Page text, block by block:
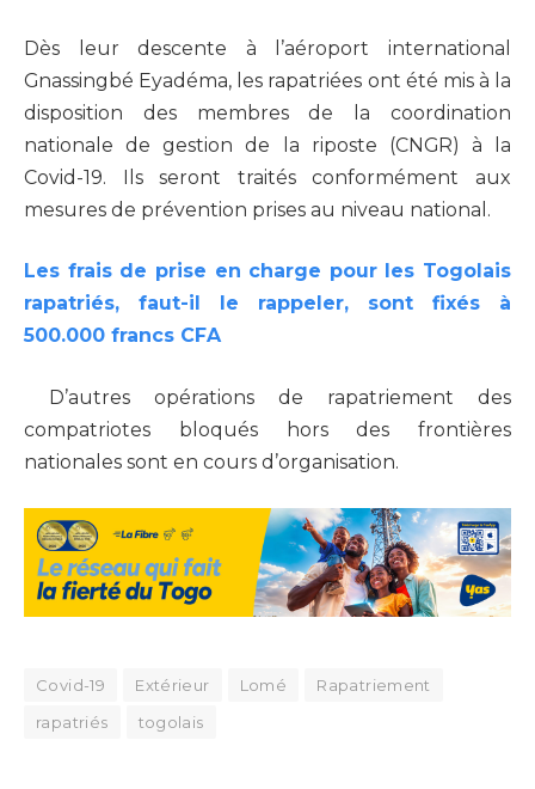
Dès leur descente à l’aéroport international
Gnassingbé Eyadéma, les rapatriées ont été mis à la
disposition des membres de la coordination
nationale de gestion de la riposte (CNGR) à la
Covid-19. Ils seront traités conformément aux
mesures de prévention prises au niveau national.
Les frais de prise en charge pour les Togolais
rapatriés, faut-il le rappeler, sont fixés à
500.000 francs CFA
D’autres opérations de rapatriement des
compatriotes bloqués hors des frontières
nationales sont en cours d’organisation.
Covid-19 Extérieur Lomé
Rapatriement
rapatriés
togolais